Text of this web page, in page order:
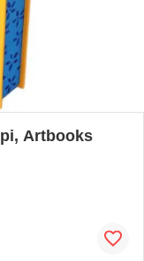
Artbooks